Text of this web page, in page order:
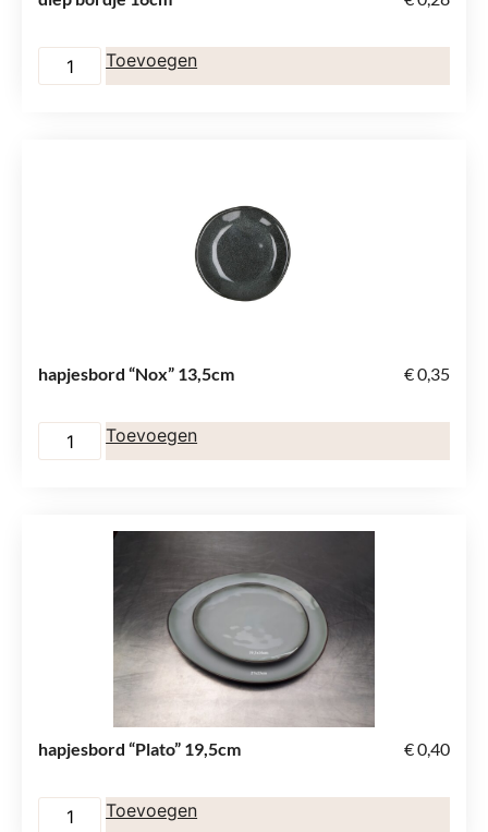
Toevoegen
hapjesbord “Nox” 13,5cm €0,35
Toevoegen
hapjesbord “Plato” 19,5cm €0,40
Toevoegen